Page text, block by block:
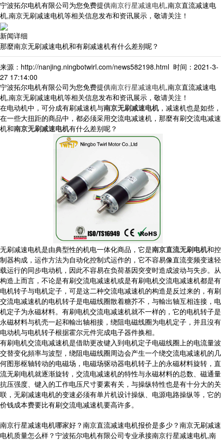
宁波拓尔电机有限公司为您免费提供南京行星减速电机,南京直流减速电
机,南京无刷减速电机等相关信息发布和资讯展示，敬请关注！
新闻详细
那麼南京无刷减速电机和有刷减速机有什么差别呢？
来源：http://nanjing.ningbotwirl.com/news582198.html 时间：2021-3-
27 17:14:00
宁波拓尔电机有限公司为您免费提供南京行星减速电机,南京直流减速电
机,南京无刷减速电机等相关信息发布和资讯展示，敬请关注！
在电动机中，可分成有刷减速机与南京无刷减速电机，减速机也是如些，
在一些大扭距的商品中，都必须采用交流电减速机，那麼有刷交流电减速
机和南京无刷减速电机有什么差别呢？
无刷减速电机是由典型性的机电一体化商品，它是南京直流无刷电机和控
制器构成，运作方法为自动化控制式运作的，它不容易像直流变频变速轻
载运行的同步电动机，因此不容易在负荷基因突变时造成波动与失步。从
构造上而言，不论是有刷交流电减速机或是有刷电机交流电减速机都是有
电机转子与电机定子，可是这二种交流电减速机的构造是反过来的，有刷
交流电减速机的电机转子是电磁线圈散着糖芥不，与輸出轴互相连接，电
机定子为永磁材料。有刷电机交流电减速机就不一样的，它的电机转子是
永磁材料与机壳一起和輸出轴相接，绕阻电磁线圈为电机定子，并且沒有
电动机与电机转子根据霍尔元件完成电子器件换相。
有刷电机交流电减速机是借助更改键入到电机定子电磁线圈上的电流量波
交替变化頻率与波型，绕阻电磁线圈周边会产生一个绕交流电减速机的几
何图形枢轴转动的电磁场，电磁场驱动器电机转子上的永磁材料旋转，直
流无刷电机就逐渐旋转，交流电减速机的特性与永磁材料的总数、磁通量
抗压强度、键入的工作电压尺寸要素有关，与操纵特性也是有十分大的关
联，无刷减速电机的变速必须有单片机设计操纵、电源电路操纵等，它的
价钱成本费要比有刷交流电减速机要高许多。
南京行星减速电机哪家好？南京直流减速电机报价是多少？南京无刷减速
电机质量怎么样？宁波拓尔电机有限公司专业承接南京行星减速电机,南